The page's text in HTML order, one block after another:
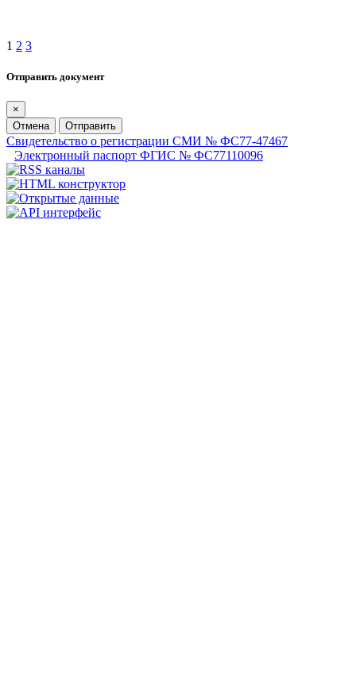
1 2 3
Отправить документ
×
Отмена
Отправить
Свидетельство о регистрации СМИ № ФС77-47467
Электронный паспорт ФГИС № ФС77110096